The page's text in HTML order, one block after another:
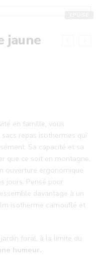
jaune
en famille, vous
repas isothermes qui
Sa capacité et sa
que ce soit en montagne,
ouverture ergonomique
jours. Pensé pour
davantage à un
isotherme camouflé et
foral, à la limite du
humeur.